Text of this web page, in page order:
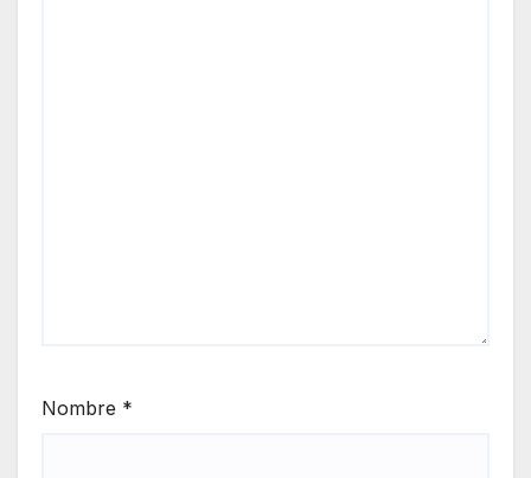
Nombre *